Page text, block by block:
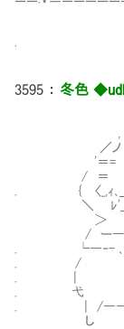
3595 ： 冬色
, -――-
／ノ ヽ
'＝= =
/ ＝
. { 〈_,ｨ､
＼ ﾚ'
＞ ＜ ゴー
/ ー―- ､
. └―‐- ､_,ノ l
. / l
. | | 街の
. 弋
. | /
し